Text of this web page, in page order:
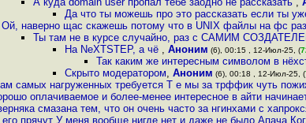
Да что ты можешь про это рассказать если ты
Ой, наверно щас скажешь потому что в UNIX файлы на фс
Ты там не в курсе случайно, раз с САМИМ
На NeXTSTEP, а чё , Аноним (6), 00:15 , 12-Июл-25, (
Так каким же интересным символом в
Скрыто модератором, Аноним (6), 00:18 , 12-Июл-25, (
самых нагруженных требуется Т е мы за трффик чуть
оплачиваемое и более-менее интересное в айти
смазана тем, что он очень часто за нгинхами с
прячут У меня вообще нигде нет и даже не было Апача